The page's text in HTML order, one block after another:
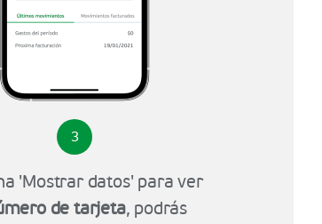
3
'Mostrar datos' para ver
de tarjeta, podrás